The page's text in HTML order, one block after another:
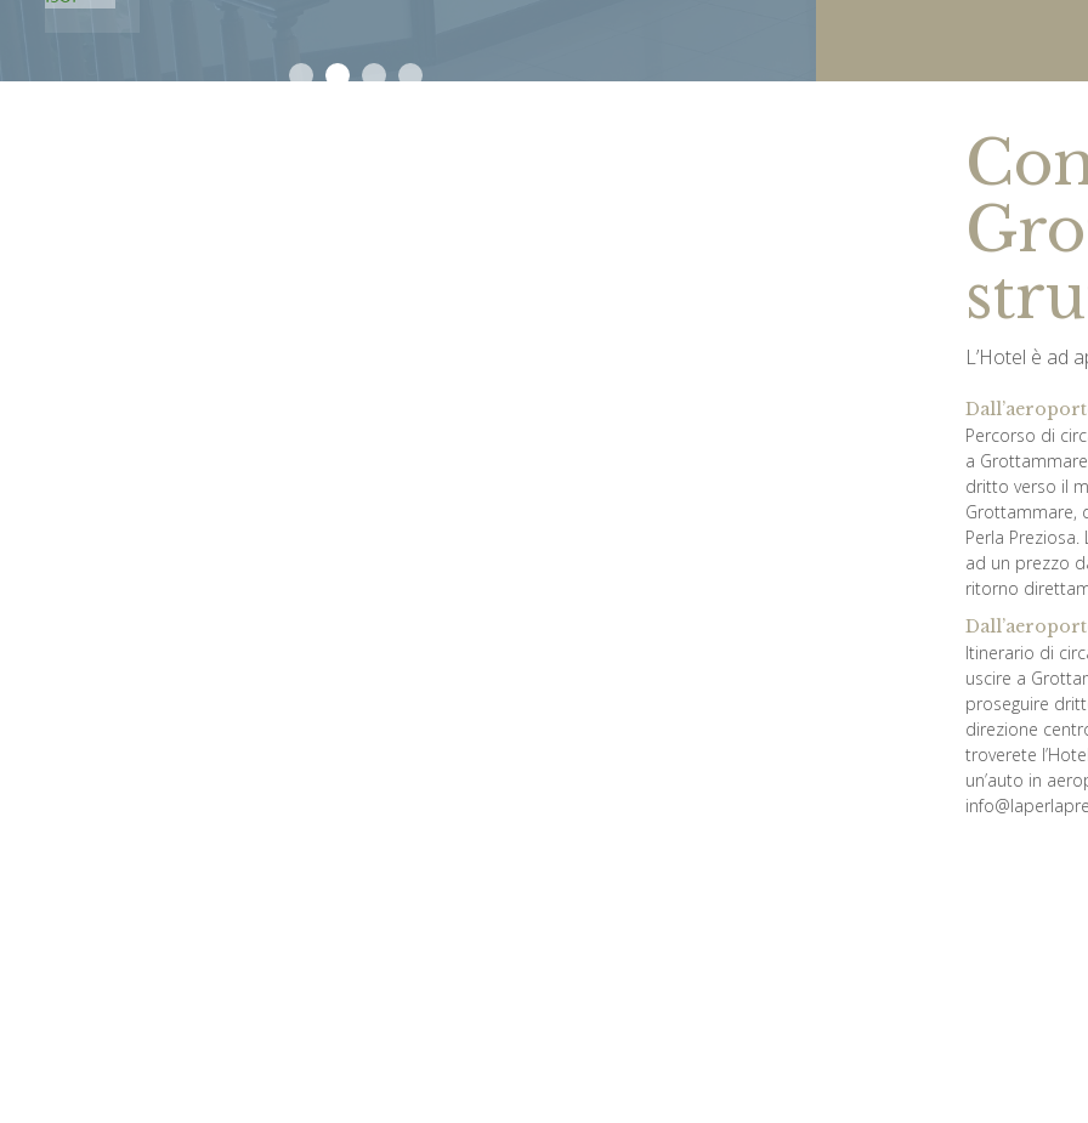
L’Hotel è ad
Percorso di
a
dritto verso il
Grottammare,
Perla
ad un prezzo
ritorno
Itinerario di
uscire a
proseguire
direzione
troverete
un’auto in